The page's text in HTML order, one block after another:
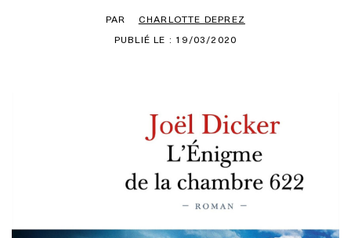
PAR
CHARLOTTE DEPREZ
PUBLIÉ LE : 19/03/2020